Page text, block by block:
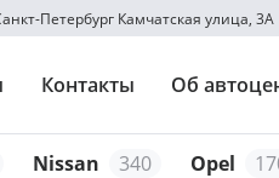
Петербург Камчатская улица, 3А
Контакты Об
Nissan 340 Opel